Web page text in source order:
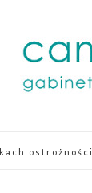
ostrożności